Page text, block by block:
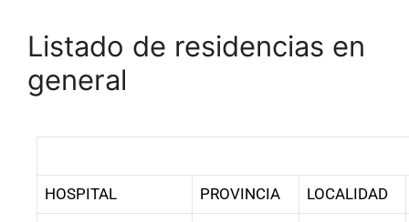
Listado de residencias en
general
HOSPITAL PROVINCIA LOCALIDAD